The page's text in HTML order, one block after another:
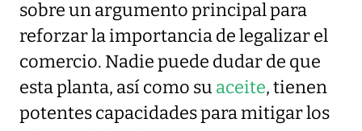
sobre un argumento principal para
reforzar la importancia de legalizar el
comercio. Nadie puede dudar de que
esta planta, así como su aceite, tienen
potentes capacidades para mitigar los